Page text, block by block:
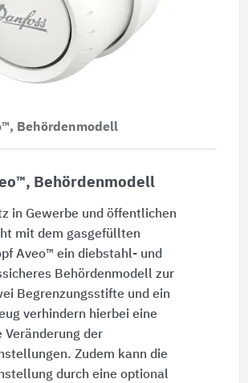
Behördenmodell
Behördenmodell
in Gewerbe und öffentlichen
mit dem gasgefüllten
Aveo™ ein diebstahl- und
Behördenmodell zur
Begrenzungsstifte und ein
verhindern hierbei eine
Veränderung der
Zudem kann die
durch eine optional